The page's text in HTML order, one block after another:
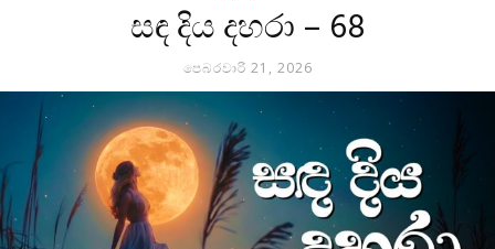
සඳ දිය දහරා – 68
පෙබරවාරි 21, 2026